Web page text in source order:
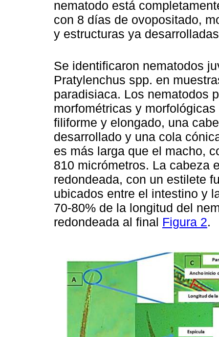
nematodo está
con 8 días de ovopositado,
y estructuras ya
Se identificaron nematodos
Pratylenchus spp. en
paradisiaca. Los nematodos
morfométricas y
filiforme y elongado, una
desarrollado y una cola
es más larga que el macho,
810 micrómetros. La cabeza
redondeada, con un estilete
ubicados entre el intestino y
70-80% de la longitud del
redondeada al final Figura 2.